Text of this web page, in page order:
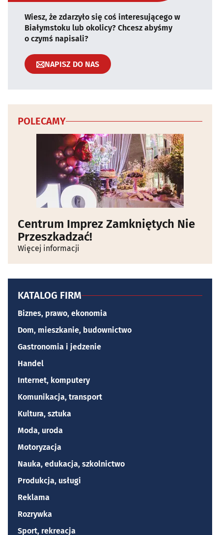
Wiesz, że zdarzyło się coś interesującego w
Białymstoku lub okolicy? Chcesz abyśmy
o czymś napisali?
NAPISZ DO NAS
POLECAMY
Centrum Imprez Zamkniętych Nie
Przeszkadzać!
Więcej informacji
KATALOG FIRM
Biznes, prawo, ekonomia
Dom, mieszkanie, budownictwo
Gastronomia i jedzenie
Handel
Internet, komputery
Komunikacja, transport
Kultura, sztuka
Moda, uroda
Motoryzacja
Nauka, edukacja, szkolnictwo
Produkcja, usługi
Reklama
Rozrywka
Sport, rekreacja